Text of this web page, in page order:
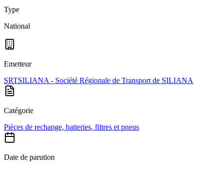
Type
National
Emetteur
SRTSILIANA - Société Régionale de Transport de SILIANA
Catégorie
Pièces de rechange, batteries, filtres et pneus
Date de parution